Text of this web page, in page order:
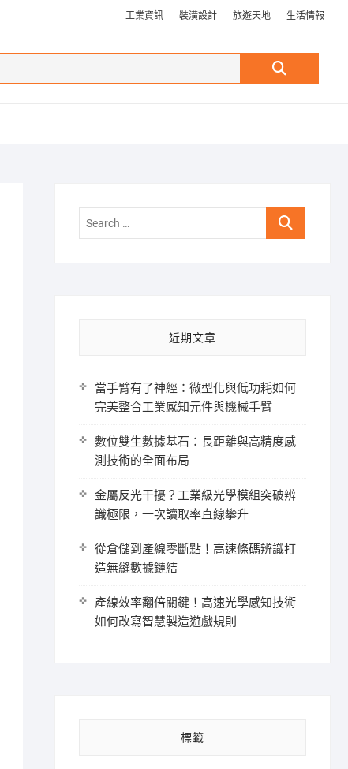
工業資訊 裝潢設計 旅遊天地 生活情報
Search
Search
近期文章
當手臂有了神經：微型化與低功耗如何
完美整合工業感知元件與機械手臂
數位雙生數據基石：長距離與高精度感
測技術的全面布局
金屬反光干擾？工業級光學模組突破辨
識極限，一次讀取率直線攀升
從倉儲到產線零斷點！高速條碼辨識打
造無縫數據鏈結
產線效率翻倍關鍵！高速光學感知技術
如何改寫智慧製造遊戲規則
標籤